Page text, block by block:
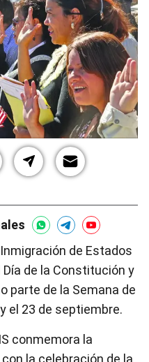
de Estados
Día de la Constitución y
parte de la Semana de
el 23 de septiembre.
conmemora la
la celebración de la